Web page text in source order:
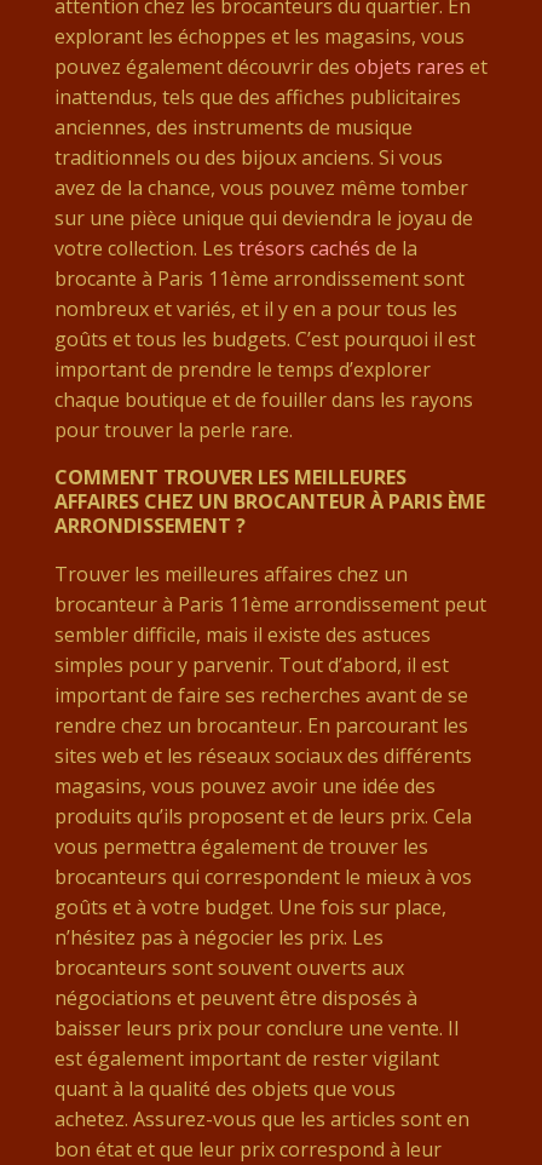
attention chez les brocanteurs du quartier. En
explorant les échoppes et les magasins, vous
pouvez également découvrir des objets rares et
inattendus, tels que des affiches publicitaires
anciennes, des instruments de musique
traditionnels ou des bijoux anciens. Si vous
avez de la chance, vous pouvez même tomber
sur une pièce unique qui deviendra le joyau de
votre collection. Les trésors cachés de la
brocante à Paris 11ème arrondissement sont
nombreux et variés, et il y en a pour tous les
goûts et tous les budgets. C’est pourquoi il est
important de prendre le temps d’explorer
chaque boutique et de fouiller dans les rayons
pour trouver la perle rare.
COMMENT TROUVER LES MEILLEURES
AFFAIRES CHEZ UN BROCANTEUR À PARIS ÈME
ARRONDISSEMENT ?
Trouver les meilleures affaires chez un
brocanteur à Paris 11ème arrondissement peut
sembler difficile, mais il existe des astuces
simples pour y parvenir. Tout d’abord, il est
important de faire ses recherches avant de se
rendre chez un brocanteur. En parcourant les
sites web et les réseaux sociaux des différents
magasins, vous pouvez avoir une idée des
produits qu’ils proposent et de leurs prix. Cela
vous permettra également de trouver les
brocanteurs qui correspondent le mieux à vos
goûts et à votre budget. Une fois sur place,
n’hésitez pas à négocier les prix. Les
brocanteurs sont souvent ouverts aux
négociations et peuvent être disposés à
baisser leurs prix pour conclure une vente. Il
est également important de rester vigilant
quant à la qualité des objets que vous
achetez. Assurez-vous que les articles sont en
bon état et que leur prix correspond à leur